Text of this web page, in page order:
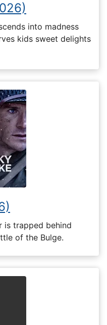
into madness
kids sweet delights
is trapped behind
of the Bulge.